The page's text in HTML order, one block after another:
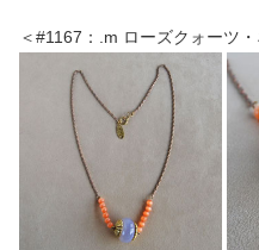
＜#1167：.m ローズクォーツ